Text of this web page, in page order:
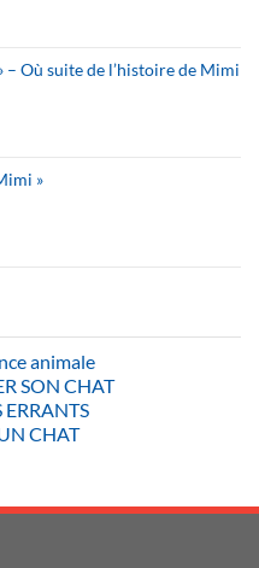
– Où suite de l’histoire de Mimi
»
animale
SON CHAT
ERRANTS
CHAT